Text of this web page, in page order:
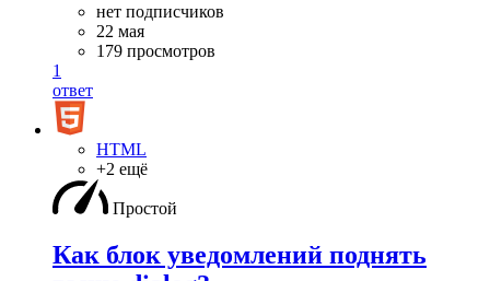
нет подписчиков
22 мая
179 просмотров
1
ответ
HTML
+2 ещё
Простой
Как блок уведомлений поднять